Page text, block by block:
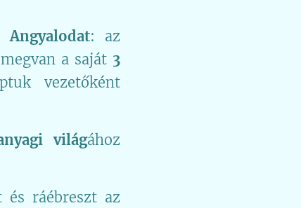
Angyalodat: az
a saját 3
vezetőként
világához
és ráébreszt az